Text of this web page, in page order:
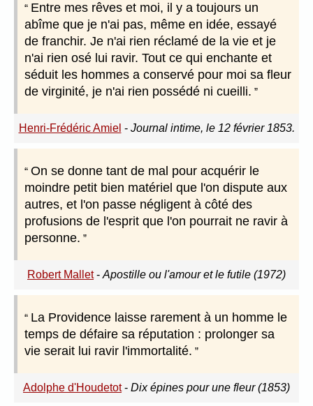
Entre mes rêves et moi, il y a toujours un
abîme que je n'ai pas, même en idée, essayé
de franchir. Je n'ai rien réclamé de la vie et je
n'ai rien osé lui ravir. Tout ce qui enchante et
séduit les hommes a conservé pour moi sa fleur
de virginité, je n'ai rien possédé ni cueilli.
Henri-Frédéric Amiel - Journal intime, le 12 février 1853.
On se donne tant de mal pour acquérir le
moindre petit bien matériel que l'on dispute aux
autres, et l'on passe négligent à côté des
profusions de l'esprit que l'on pourrait ne ravir à
personne.
Robert Mallet- Apostille ou l'amour et le futile (1972)
La Providence laisse rarement à un homme le
temps de défaire sa réputation : prolonger sa
vie serait lui ravir l'immortalité.
Adolphe d'Houdetot- Dix épines pour une fleur (1853)